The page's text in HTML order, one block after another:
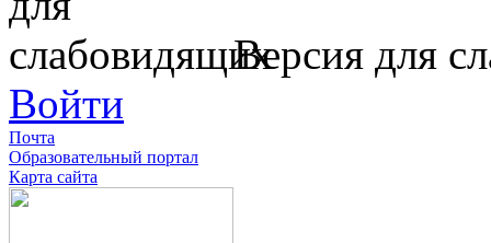
Версия для
Войти
Почта
Образовательный портал
Карта сайта